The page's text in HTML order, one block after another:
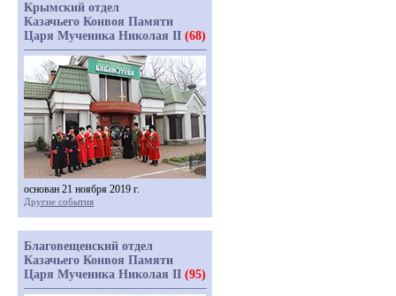
Крымский отдел
Казачьего Конвоя Памяти
Царя Мученика Николая II (68)
основан 21 ноября 2019 г.
Другие события
Благовещенский отдел
Казачьего Конвоя Памяти
Царя Мученика Николая II (95)